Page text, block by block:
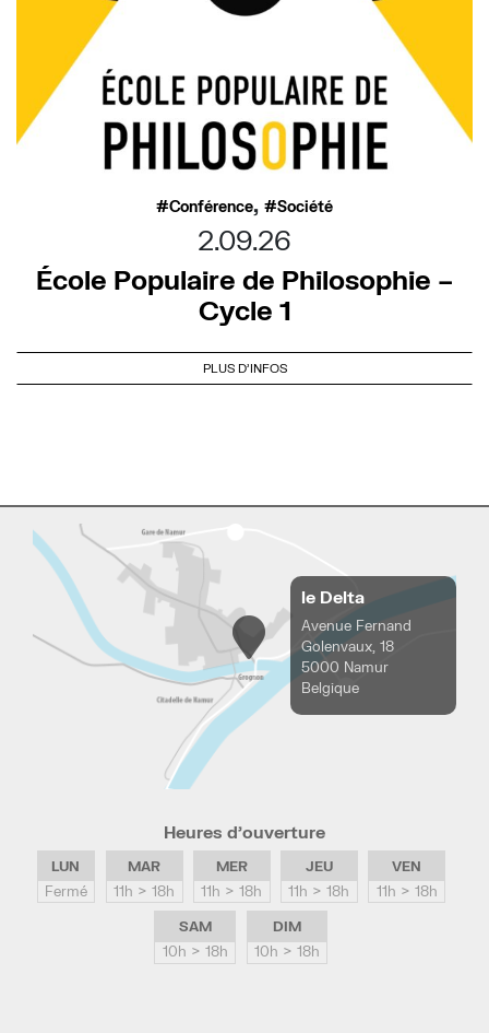
Conférence, Société
2.09.26
École Populaire de Philosophie –
Cycle 1
PLUS D'INFOS
le Delta
Avenue Fernand
Golenvaux, 18
5000 Namur
Belgique
Heures d’ouverture
LUN
Fermé
MAR
11h > 18h
MER
11h > 18h
JEU
11h > 18h
VEN
11h > 18h
SAM
10h > 18h
DIM
10h > 18h